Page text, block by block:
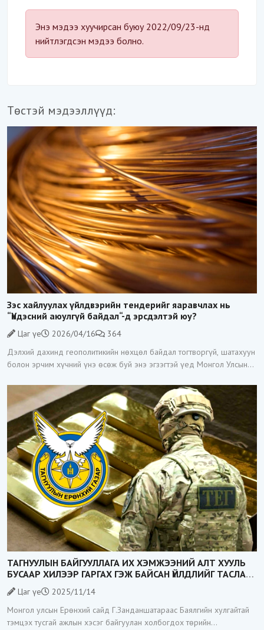
Энэ мэдээ хуучирсан буюу 2022/09/23-нд
нийтлэгдсэн мэдээ болно.
Төстэй мэдээллүүд:
Зэс хайлуулах үйлдвэрийн тендерийг яаравчлах нь
“Үндэсний аюулгүй байдал“-д эрсдэлтэй юу?
Цаг үе 2026/04/16
364
Дэлхий дахинд геополитикийн нөхцөл байдал тогтворгүй, шатахуун
болон эрчим хүчний үнэ өсөж буй энэ эгзэгтэй үед Монгол Улсын
зарласан нь
ТАГНУУЛЫН БАЙГУУЛЛАГА ИХ ХЭМЖЭЭНИЙ АЛТ ХУУЛЬ
БУСААР ХИЛЭЭР ГАРГАХ ГЭЖ БАЙСАН ҮЙЛДЛИЙГ ТАСЛАН
ЗОГСООЛОО
Цаг үе
2025/11/14
Монгол улсын Ерөнхий сайд Г.Занданшатараас Баялгийн хулгайтай
тэмцэх тусгай ажлын хэсэг байгуулан холбогдох төрийн